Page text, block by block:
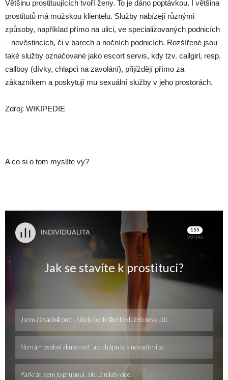
Většinu prostituujících tvoří ženy. To je dáno poptávkou. I většina
prostitutů má mužskou klientelu. Služby nabízejí různými
způsoby, například přímo na ulici, ve specializovaných podnicích
– nevěstincích, či v barech a nočních podnicích. Rozšířené jsou
také služby označované jako escort servis, kdy tzv. callgirl, resp.
callboy (dívky, chlapci na zavolání), přijíždějí přímo za
zákazníkem a poskytují mu sexuální služby v jeho prostorách.
Zdroj: WIKIPEDIE
A co si o tom myslíte vy?